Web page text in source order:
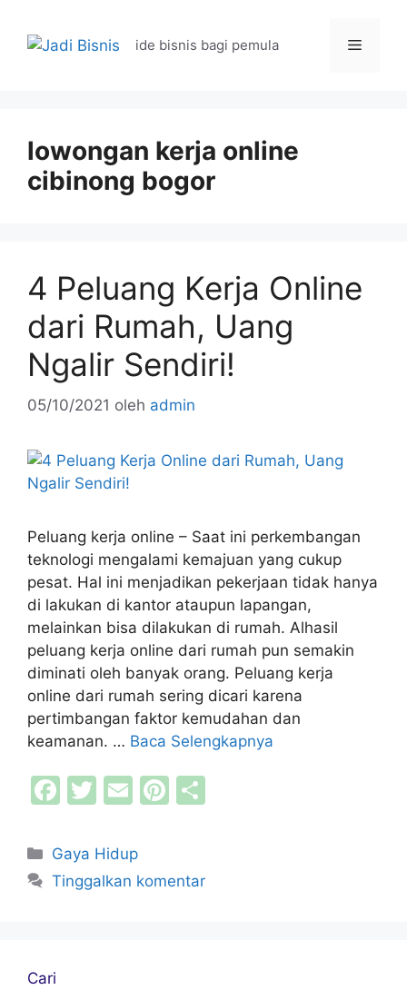
ide bisnis bagi pemula Menu
lowongan kerja online
cibinong bogor
4 Peluang Kerja Online
dari Rumah, Uang
Ngalir Sendiri!
05/10/2021 oleh admin
Peluang kerja online – Saat ini perkembangan
teknologi mengalami kemajuan yang cukup
pesat. Hal ini menjadikan pekerjaan tidak hanya
di lakukan di kantor ataupun lapangan,
melainkan bisa dilakukan di rumah. Alhasil
peluang kerja online dari rumah pun semakin
diminati oleh banyak orang. Peluang kerja
online dari rumah sering dicari karena
pertimbangan faktor kemudahan dan
keamanan. … Baca Selengkapnya
F
c
e
T
itt
er
E
ai
l
Pi
e
Kategori
Gaya Hidup
Tinggalkan komentar
Cari